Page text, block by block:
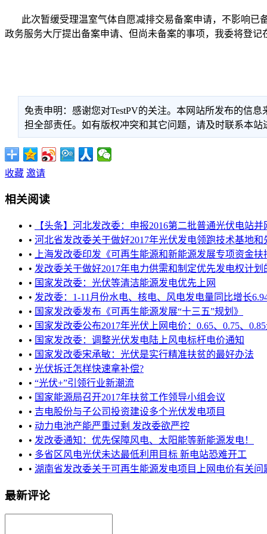
此次暂缓受理温室气体自愿减排交易备案申请，不影响已
政务服务大厅提出备案申请、但尚未备案的事项，我委将登
免责申明：感谢您对TestPV的关注。本网站所发布的信
担全部责任。如有版权冲突和其它问题，请及时联系本
收藏 邀请
相关阅读
•
【头条】河北发改委：申报2016第二批普通光伏电站并
• 河北省发改委关于做好2017年光伏发电领跑技术基地
•
上海发改委印发《可再生能源和新能源发展专项资金
• 发改委关于做好2017年电力供需和制定优先发电权计划
• 国家发改委：光伏等清洁能源发电优先上网
• 发改委：1-11月份水电、核电、风电发电量同比增长
• 国家发改委发布《可再生能源发展“十三五”规划》
• 国家发改委公布2017年光伏上网电价：0.65、0.75、
• 国家发改委：调整光伏发电陆上风电标杆电价通知
• 国家发改委宋承敏：光伏是实行精准扶贫的最好办法
• 光伏拆迁怎样快速拿补偿?
• “光伏+”引领行业新潮流
• 国家能源局召开2017年扶贫工作领导小组会议
• 吉电股份与子公司投资建设多个光伏发电项目
• 动力电池产能严重过剩 发改委欲严控
• 发改委通知：优先保障风电、太阳能等新能源发电！
• 多省区风电光伏未达最低利用目标 新电站恐难开工
• 湖南省发改委关于可再生能源发电项目上网电价有关问
最新评论